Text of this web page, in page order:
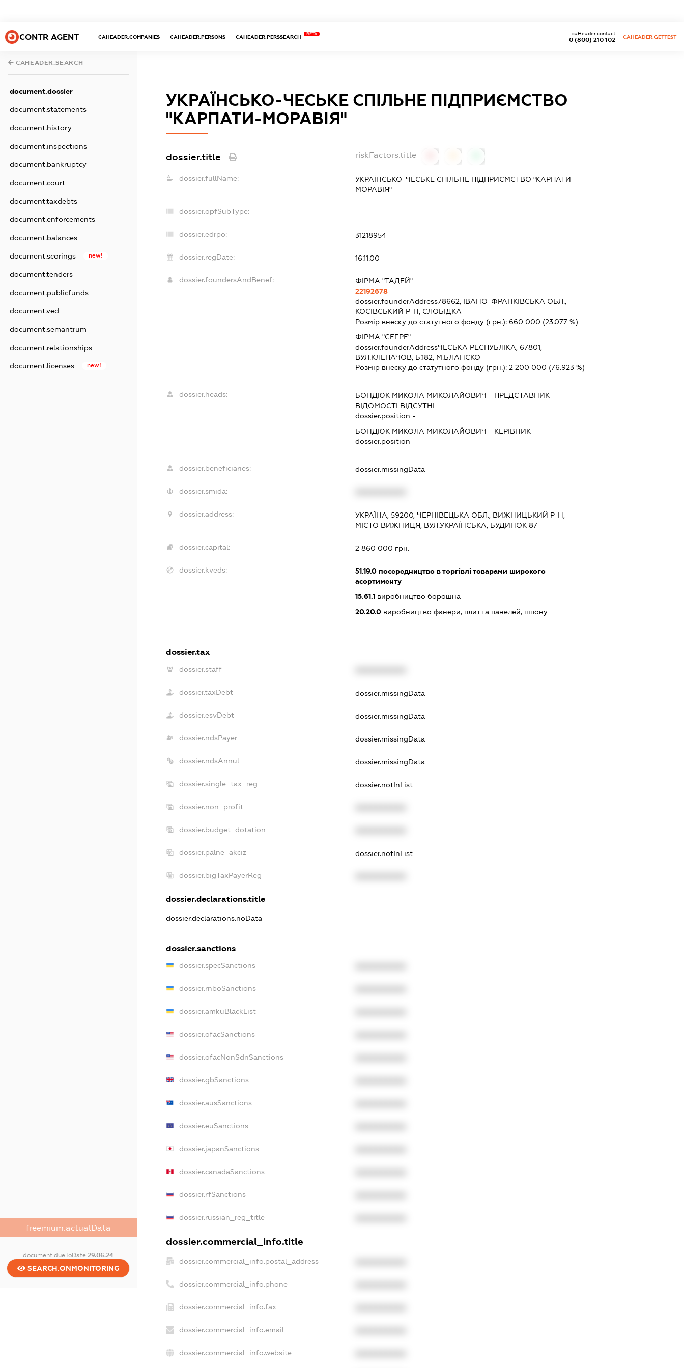
CONTR AGENT CAHEADER.COMPANIES CAHEADER.PERSONS CAHEADER.PERSSEARCH
BETA
0 (800) 210 102
caHeader.contact
CAHEADER.GETTEST
CAHEADER.SEARCH
document.dossier
document.statements
document.history
document.inspections
document.bankruptcy
document.court
document.taxdebts
document.enforcements
document.balances
document.scorings new!
document.tenders
document.publicfunds
document.ved
document.semantrum
document.relationships
document.licenses new!
freemium.actualData
document.dueToDate29.06.24
SEARCH.ONMONITORING
УКРАЇНСЬКО-ЧЕСЬКЕ СПІЛЬНЕ ПІДПРИЄМСТВО
"КАРПАТИ-МОРАВІЯ"
dossier.title riskFactors.title
dossier.fullName:
УКРАЇНСЬКО-ЧЕСЬКЕ СПІЛЬНЕ ПІДПРИЄМСТВО "КАРПАТИ-
МОРАВІЯ"
dossier.opfSubType: -
dossier.edrpo: 31218954
dossier.regDate: 16.11.00
dossier.foundersAndBenef:
ФІРМА "ТАДЕЙ"
22192678
dossier.founderAddress78662, ІВАНО-ФРАНКІВСЬКА ОБЛ.,
КОСІВСЬКИЙ Р-Н, СЛОБІДКА
Розмір внеску до статутного фонду (грн.): 660 000 (23.077 %)
ФІРМА "СЕГРЕ"
dossier.founderAddressЧЕСЬКА РЕСПУБЛІКА, 67801,
ВУЛ.КЛЕПАЧОВ, Б.182, М.БЛАНСКО
Розмір внеску до статутного фонду (грн.): 2 200 000 (76.923 %)
dossier.heads: БОНДЮК МИКОЛА МИКОЛАЙОВИЧ - ПРЕДСТАВНИК
ВІДОМОСТІ ВІДСУТНІ
dossier.position -
БОНДЮК МИКОЛА МИКОЛАЙОВИЧ - КЕРІВНИК
dossier.position -
dossier.beneficiaries: dossier.missingData
dossier.smida:
dossier.address:
УКРАЇНА, 59200, ЧЕРНІВЕЦЬКА ОБЛ., ВИЖНИЦЬКИЙ Р-Н,
МІСТО ВИЖНИЦЯ, ВУЛ.УКРАЇНСЬКА, БУДИНОК 87
dossier.capital: 2 860 000 грн.
dossier.kveds: 51.19.0посередництво в торгівлі товарами широкого
асортименту
15.61.1виробництво борошна
20.20.0виробництво фанери, плит та панелей, шпону
dossier.tax
dossier.staff
dossier.taxDebt dossier.missingData
dossier.esvDebt dossier.missingData
dossier.ndsPayer dossier.missingData
dossier.ndsAnnul dossier.missingData
dossier.single_tax_reg dossier.notInList
dossier.non_profit
dossier.budget_dotation
dossier.palne_akciz dossier.notInList
dossier.bigTaxPayerReg
dossier.declarations.title
dossier.declarations.noData
dossier.sanctions
dossier.specSanctions
dossier.rnboSanctions
dossier.amkuBlackList
dossier.ofacSanctions
dossier.ofacNonSdnSanctions
dossier.gbSanctions
dossier.ausSanctions
dossier.euSanctions
dossier.japanSanctions
dossier.canadaSanctions
dossier.rfSanctions
dossier.russian_reg_title
dossier.commercial_info.title
dossier.commercial_info.postal_address
dossier.commercial_info.phone
dossier.commercial_info.fax
dossier.commercial_info.email
dossier.commercial_info.website